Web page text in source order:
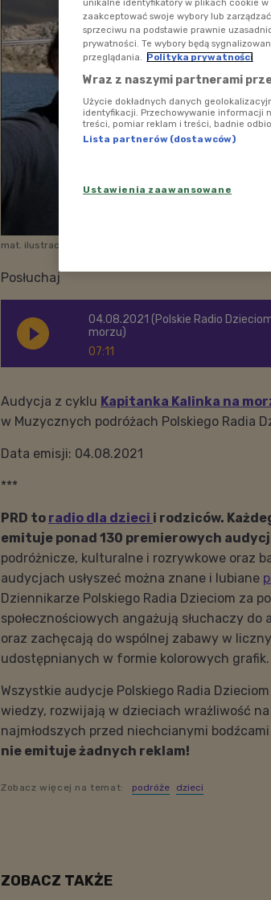
mat. ilustracyjne
Posłuchaj
07:11
04.08.2021 (Polskie Radio
morzu)
Audycja z cyklu Kapitanka Kalinka na
w Muzycznych podróżach Polskiego Radia
Data emisji: 04.08.2021
***
PRD to radio dla dzieci i rodziców.
emituje ponad 130 premierowych
podróżnicze, kulturalne i rozrywkowe oraz
audycjach usłyszeć można znane i lubiane
Dziennikarze Polskiego Radia Dzieciom za
społecznościowych angażują słuchaczy
oraz zachęcają do wspólnej zabawy w
udostępnianych w formie kolorowych grafik.
Wszystkie audycje Polskiego Radia
wiedzy, rozwijają w dzieciach wrażliwość
najmłodszych przed niechcianymi
nie emituje żadnych reklam!
Zobacz więcej na temat: podróże dzieci
ZOBACZ TAKŻE
unikalne identyfikatory w plikach cookie
zaakceptować swoje wybory lub
sprzeciwu na podstawie prawnie
prywatności. Te wybory będą
przeglądania. Polityka prywatności
Wraz z naszymi partnerami
Użycie dokładnych danych
identyfikacji. Przechowywanie informacji
treści, pomiar reklam i treści, badnie
Lista partnerów (dostawców)
Ustawienia zaawansowane